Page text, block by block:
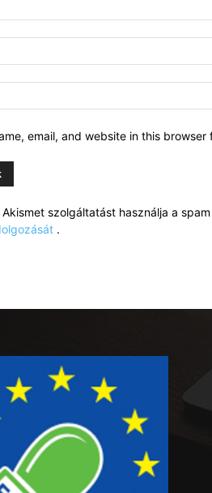
email, and website in this
szolgáltatást használja a
.